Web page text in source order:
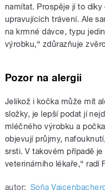
namítat. Prospěje jí to
upravujících trávení. Ale
na krmné dávce, typu
výrobku,“ zdůrazňuje
Pozor na alergii
Jelikož i kočka může mít
složky, je lepší podat jí
mléčného výrobku a
objevují průjmy,
srsti. V takovém případě
veterinárního lékaře,“ radí
autor: Soňa